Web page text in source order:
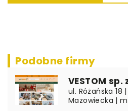
Podobne firmy
VESTOM sp.
ul. Różańska
Mazowiecka |